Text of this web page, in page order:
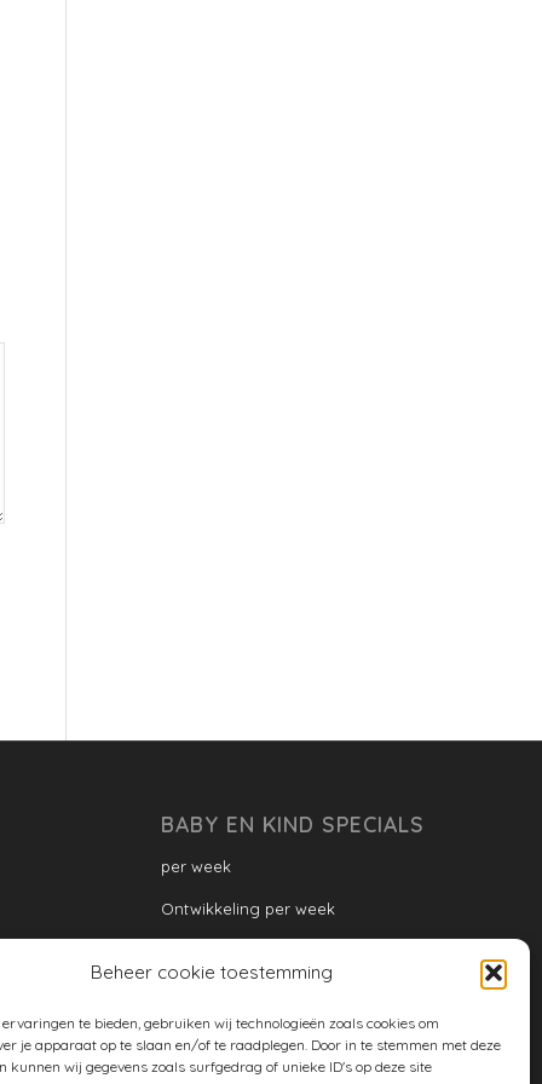
Beheer cookie toestemming
te bieden, gebruiken wij technologieën zoals cookies om
je apparaat op te slaan en/of te raadplegen. Door in te stemmen met deze
kunnen wij gegevens zoals surfgedrag of unieke ID's op deze site
BABY EN KIND SPECIALS
per week
Ontwikkeling per week
Ontwikkeling per maand
ontwikkeling per jaar